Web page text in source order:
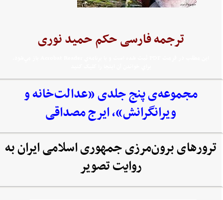
ترجمه فارسی حکم حمید نوری
مجموعه‌‌ی پنج جلدی «عدالت‌خانه و
ویرانگرانش»، ایرج مصداقی
ترورهای برون‌مرزی جمهوری اسلامی ایران به
روایت تصویر